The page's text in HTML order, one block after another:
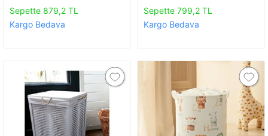
Sepette 879,2 TL
Kargo Bedava
Sepette 799,2 TL
Kargo Bedava